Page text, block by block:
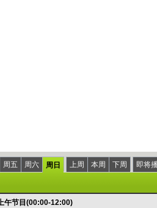
周五 周六 周日 上周 本周 下周
即将
上午节目(00:00-12:00)